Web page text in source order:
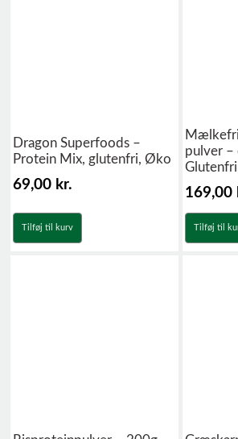
Dragon Superfoods –
Protein Mix, glutenfri, Øko
69,00 kr.
Tilføj til kurv
pulver –
169,00
Tilføj til